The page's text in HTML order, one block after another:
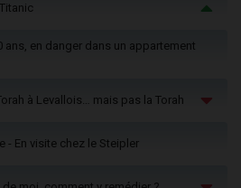
ans, en danger dans un appartement
à Levallois… mais pas la Torah
- En visite chez le Steipler